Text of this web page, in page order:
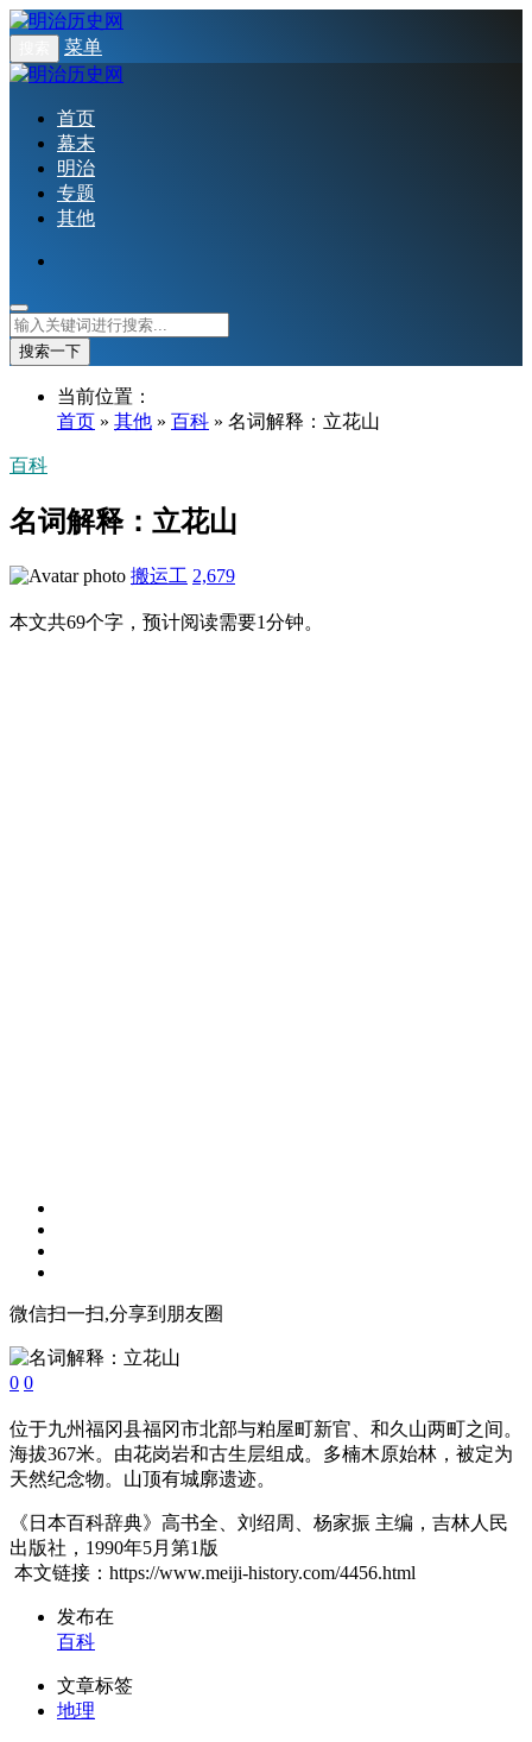
菜单
首页
幕末
明治
专题
其他
搜索一下
当前位置：
首页 » 其他 » 百科 » 名词解释：立花山
百科
名词解释：立花山
搬运工 2,679
本文共69个字，预计阅读需要1分钟。
微信扫一扫,分享到朋友圈
0 0
位于九州福冈县福冈市北部与粕屋町新官、和久山两町之间。
海拔367米。由花岗岩和古生层组成。多楠木原始林，被定为
天然纪念物。山顶有城廓遗迹。
《日本百科辞典》高书全、刘绍周、杨家振 主编，吉林人民
出版社，1990年5月第1版
本文链接：https://www.meiji-history.com/4456.html
发布在
百科
文章标签
地理